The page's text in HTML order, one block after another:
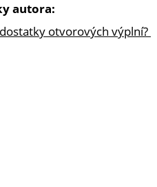
autora:
otvorových výplní?